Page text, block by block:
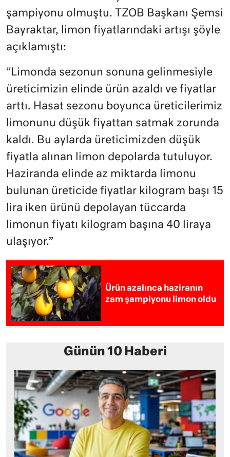
şampiyonu olmuştu. TZOB Başkanı Şemsi
Bayraktar, limon fiyatlarındaki artışı şöyle
açıklamıştı:
“Limonda sezonun sonuna gelinmesiyle
üreticimizin elinde ürün azaldı ve fiyatlar
arttı. Hasat sezonu boyunca üreticilerimiz
limonunu düşük fiyattan satmak zorunda
kaldı. Bu aylarda üreticimizden düşük
fiyatla alınan limon depolarda tutuluyor.
Haziranda elinde az miktarda limonu
bulunan üreticide fiyatlar kilogram başı 15
lira iken ürünü depolayan tüccarda
limonun fiyatı kilogram başına 40 liraya
ulaşıyor.”
Ürün azalınca haziranın
zam şampiyonu limon oldu
Günün 10 Haberi